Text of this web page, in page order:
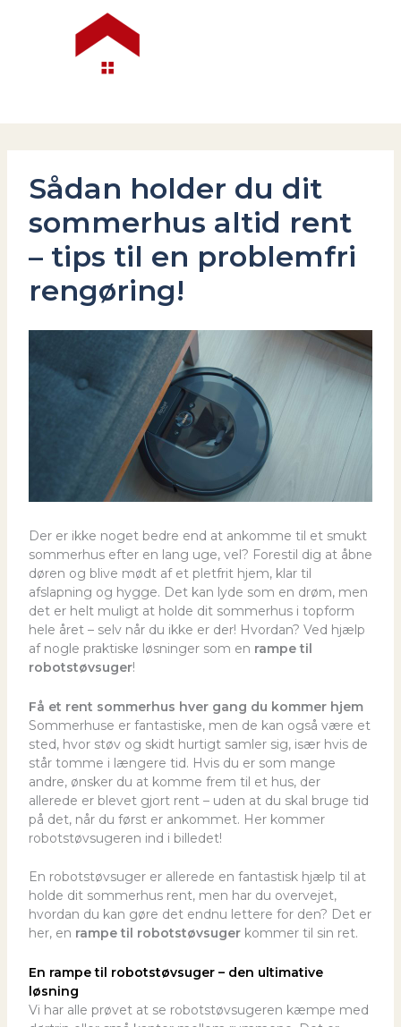
Sådan holder du dit
sommerhus altid rent
– tips til en problemfri
rengøring!
Der er ikke noget bedre end at ankomme til et smukt
sommerhus efter en lang uge, vel? Forestil dig at åbne
døren og blive mødt af et pletfrit hjem, klar til
afslapning og hygge. Det kan lyde som en drøm, men
det er helt muligt at holde dit sommerhus i topform
hele året – selv når du ikke er der! Hvordan? Ved hjælp
af nogle praktiske løsninger som en rampe til
robotstøvsuger!
Få et rent sommerhus hver gang du kommer hjem
Sommerhuse er fantastiske, men de kan også være et
sted, hvor støv og skidt hurtigt samler sig, især hvis de
står tomme i længere tid. Hvis du er som mange
andre, ønsker du at komme frem til et hus, der
allerede er blevet gjort rent – uden at du skal bruge tid
på det, når du først er ankommet. Her kommer
robotstøvsugeren ind i billedet!
En robotstøvsuger er allerede en fantastisk hjælp til at
holde dit sommerhus rent, men har du overvejet,
hvordan du kan gøre det endnu lettere for den? Det er
her, en rampe til robotstøvsugerkommer til sin ret.
En rampe til robotstøvsuger – den ultimative
løsning
Vi har alle prøvet at se robotstøvsugeren kæmpe med